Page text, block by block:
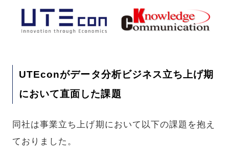
UTEconがデータ分析ビジネス立ち上げ期
において直面した課題
同社は事業立ち上げ期において以下の課題を抱え
ておりました。